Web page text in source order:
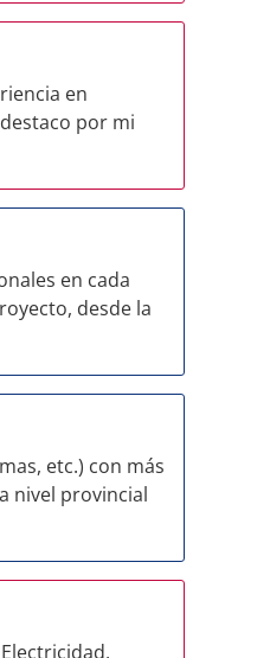
en
por mi
en cada
desde la
etc.) con más
nivel provincial